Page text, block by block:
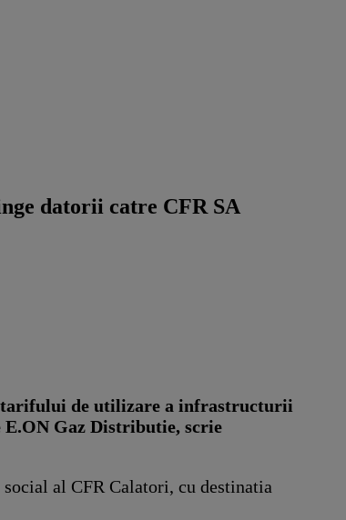
datorii catre CFR SA
de utilizare a infrastructurii
E.ON Gaz Distributie, scrie
al CFR Calatori, cu destinatia